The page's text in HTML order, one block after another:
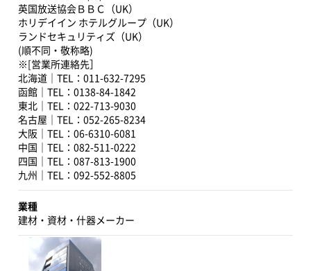
英国放送協会ＢＢＣ（UK）
ホリデイイン ホテルグループ（UK）
ランドセキュリティズ（UK）
(順不同・敬称略)
※[営業所連絡先］
北海道｜TEL：011-632-7295
函館｜TEL：0138-84-1842
東北｜TEL：022-713-9030
名古屋｜TEL：052-265-8234
大阪｜TEL：06-6310-6081
中国｜TEL：082-511-0222
四国｜TEL：087-813-1900
九州｜TEL：092-552-8805
業種
建材・資材・什器メーカー